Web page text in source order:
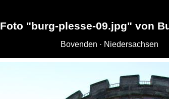
Foto "burg-plesse-09.jpg" von
Bovenden · Niedersachsen